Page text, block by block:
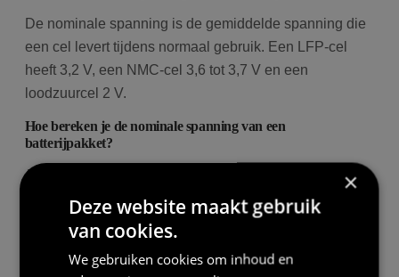
De nominale spanning is de gemiddelde spanning die
een cel levert tijdens normaal gebruik. Een LFP-cel
heeft 3,2 V, een NMC-cel 3,6 tot 3,7 V en een
loodzuurcel 2 V.
Hoe bereken je de nominale spanning van een
batterijpakket?
Je vermenigvuldigt het aantal in serie geschakelde
cellen met de nominale spanning per cel. Een
thuisbatterij met 16 LFP-cellen in serie heeft dus 16 x
×
Deze website maakt gebruik
van cookies.
We gebruiken cookies om inhoud en